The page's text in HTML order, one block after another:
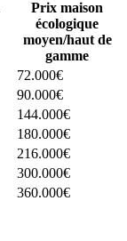
Prix maison
écologique
moyen/haut de
gamme
72.000€
90.000€
144.000€
180.000€
216.000€
300.000€
360.000€